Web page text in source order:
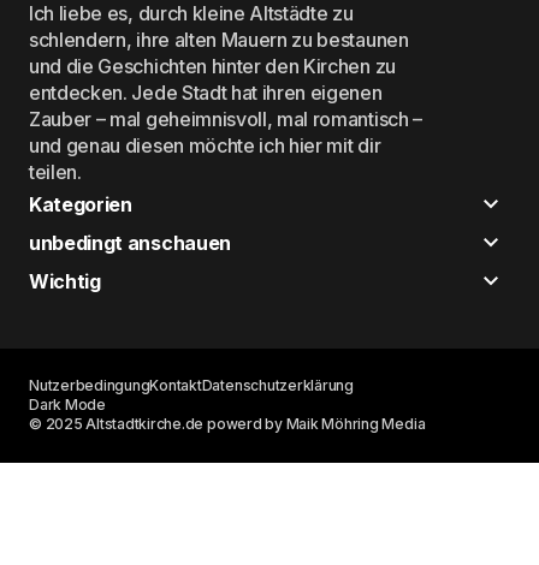
Ich liebe es, durch kleine Altstädte zu
schlendern, ihre alten Mauern zu bestaunen
und die Geschichten hinter den Kirchen zu
entdecken. Jede Stadt hat ihren eigenen
Zauber – mal geheimnisvoll, mal romantisch –
und genau diesen möchte ich hier mit dir
teilen.
Kategorien
unbedingt anschauen
Wichtig
© 2025 Altstadtkirche.de powerd by Maik Möhring Media
NutzerbedingungKontaktDatenschutzerklärung
Dark Mode